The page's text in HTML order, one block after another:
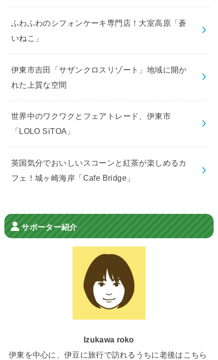
ふわふわのシフォンケーキ専門店！大室高原「蒼
いねこ」
伊東市吉田「サザンクロスリゾート」地域に開か
れた上質な空間
世界中のワクワクとフェアトレード、伊東市
「LOLO SiTOA」
英国気分でおいしいスコーンと紅茶が楽しめるカ
フェ！城ヶ崎海岸「Cafe Bridge」
サポーター紹介
Izukawa roko
伊東を中心に、伊豆に旅行で訪れるうちに老後はこちら